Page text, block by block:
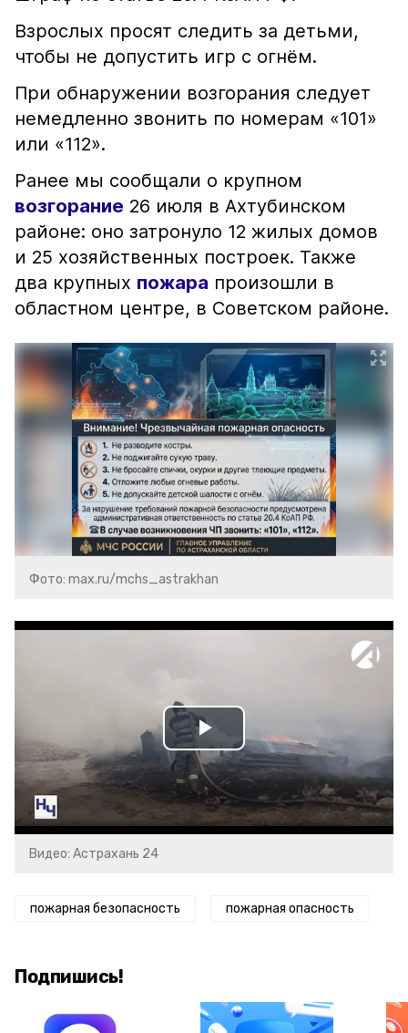
Взрослых просят следить за детьми,
чтобы не допустить игр с огнём.
При обнаружении возгорания следует
немедленно звонить по номерам «101»
или «112».
Ранее мы сообщали о крупном
возгорание 26 июля в Ахтубинском
районе: оно затронуло 12 жилых домов
и 25 хозяйственных построек. Также
два крупных пожара произошли в
областном центре, в Советском районе.
Фото: max.ru/mchs_astrakhan
Play
Video
Видео: Астрахань 24
пожарная безопасность пожарная опасность
Подпишись!